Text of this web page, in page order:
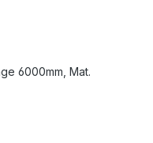
6000mm, Mat.